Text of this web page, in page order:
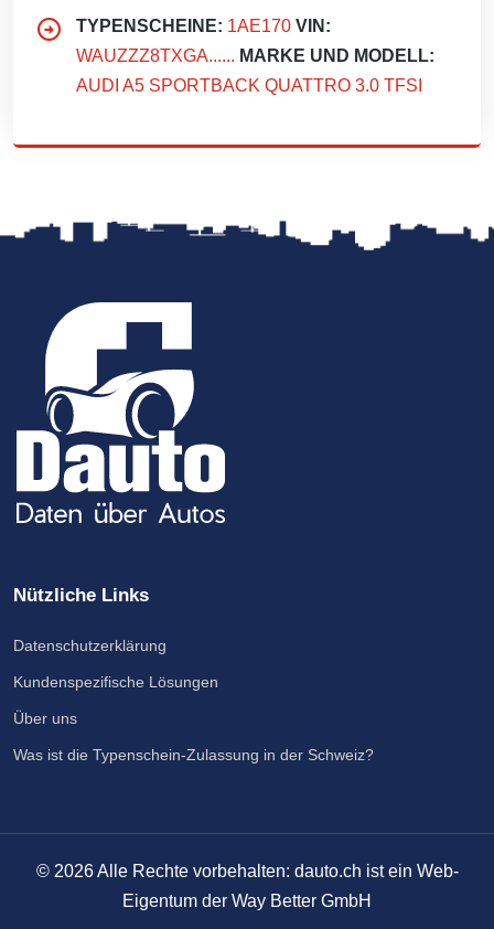
TYPENSCHEINE: 1AE170 VIN:
WAUZZZ8TXGA...... MARKE UND MODELL:
AUDI A5 SPORTBACK QUATTRO 3.0 TFSI
Nützliche Links
Datenschutzerklärung
Kundenspezifische Lösungen
Über uns
Was ist die Typenschein-Zulassung in der Schweiz?
© 2026Alle Rechte vorbehalten: dauto.ch ist ein Web-
Eigentum der Way Better GmbH